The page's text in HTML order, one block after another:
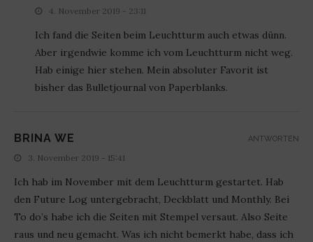
4. November 2019 - 23:11
Ich fand die Seiten beim Leuchtturm auch etwas dünn.
Aber irgendwie komme ich vom Leuchtturm nicht weg.
Hab einige hier stehen. Mein absoluter Favorit ist
bisher das Bulletjournal von Paperblanks.
BRINA WE
3. November 2019 - 15:41
Ich hab im November mit dem Leuchtturm gestartet. Hab
den Future Log untergebracht, Deckblatt und Monthly. Bei
To do’s habe ich die Seiten mit Stempel versaut. Also Seite
raus und neu gemacht. Was ich nicht bemerkt habe, dass ich
ANTWORTEN